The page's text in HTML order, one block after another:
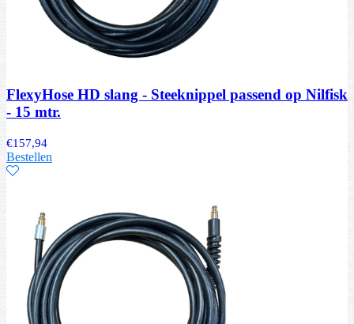
FlexyHose HD slang - Steeknippel passend op Nilfisk
- 15 mtr.
€157,94
Bestellen